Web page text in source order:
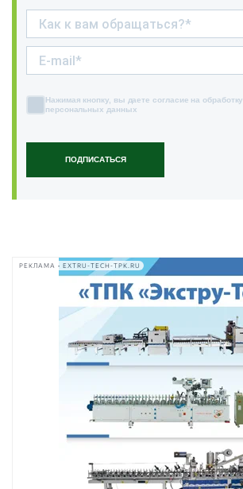
ПОДПИСАТЬСЯ
Нажимая кнопку, вы даете согласие на обработку
персональных данных
РЕКЛАМА • EXTRU-TECH-TPK.RU